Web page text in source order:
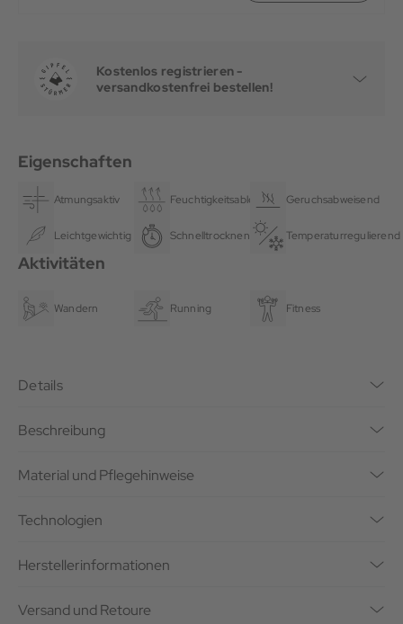
Kostenlos registrieren -
versandkostenfrei bestellen!
Eigenschaften
Atmungsaktiv Feuchtigkeitsableitend Geruchsabweisend
Leichtgewichtig Schnelltrocknend Temperaturregulierend
Aktivitäten
Wandern Running Fitness
Details
Beschreibung
Material und Pflegehinweise
Technologien
Herstellerinformationen
Versand und Retoure